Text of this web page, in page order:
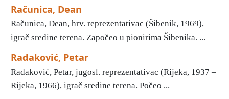
Računica, Dean
Računica, Dean, hrv. reprezentativac (Šibenik, 1969),
igrač sredine terena. Započeo u pionirima Šibenika. ...
Radaković, Petar
Radaković, Petar, jugosl. reprezentativac (Rijeka, 1937 –
Rijeka, 1966), igrač sredine terena. Počeo ...